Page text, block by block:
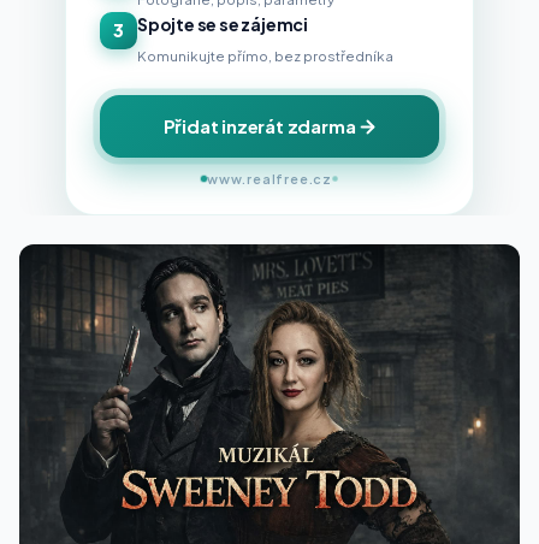
3 Spojte se se zájemci
Komunikujte přímo, bez prostředníka
Přidat inzerát zdarma
www.realfree.cz